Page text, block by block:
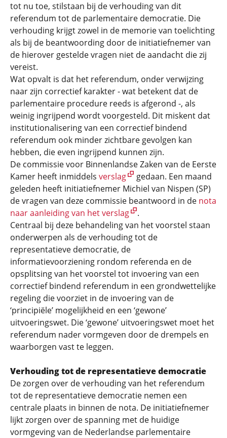
tot nu toe, stilstaan bij de verhouding van dit
referendum tot de parlementaire democratie. Die
verhouding krijgt zowel in de memorie van toelichting
als bij de beantwoording door de initiatiefnemer van
de hierover gestelde vragen niet de aandacht die zij
vereist.
Wat opvalt is dat het referendum, onder verwijzing
naar zijn correctief karakter - wat betekent dat de
parlementaire procedure reeds is afgerond -, als
weinig ingrijpend wordt voorgesteld. Dit miskent dat
institutionalisering van een correctief bindend
referendum ook minder zichtbare gevolgen kan
hebben, die even ingrijpend kunnen zijn.
De commissie voor Binnenlandse Zaken van de Eerste
Kamer heeft inmiddels verslag
gedaan. Een maand
geleden heeft initiatiefnemer Michiel van Nispen (SP)
de vragen van deze commissie beantwoord in de nota
naar aanleiding van het verslag
.
Centraal bij deze behandeling van het voorstel staan
onderwerpen als de verhouding tot de
representatieve democratie, de
informatievoorziening rondom referenda en de
opsplitsing van het voorstel tot invoering van een
correctief bindend referendum in een grondwettelijke
regeling die voorziet in de invoering van de
‘principiële’ mogelijkheid en een ‘gewone’
uitvoeringswet. Die ‘gewone’ uitvoeringswet moet het
referendum nader vormgeven door de drempels en
waarborgen vast te leggen.
Verhouding tot de representatieve democratie
De zorgen over de verhouding van het referendum
tot de representatieve democratie nemen een
centrale plaats in binnen de nota. De initiatiefnemer
lijkt zorgen over de spanning met de huidige
vormgeving van de Nederlandse parlementaire